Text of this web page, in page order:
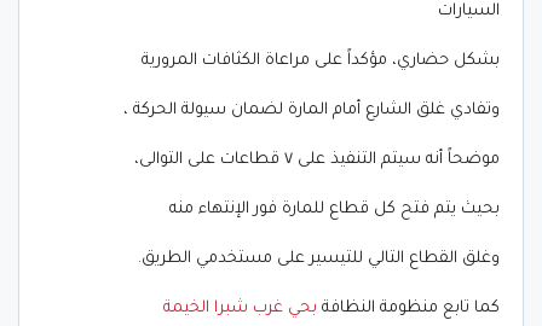
السيارات
بشكل حضاري، مؤكداً على مراعاة الكثافات المرورية
وتفادي غلق الشارع أمام المارة لضمان سيولة الحركة ،
موضحاً أنه سيتم التنفيذ على ٧ قطاعات على التوالى،
بحيث يتم فتح كل قطاع للمارة فور الإنتهاء منه
وغلق القطاع التالي للتيسير على مستخدمي الطريق.
كما تابع منظومة النظافة بحي غرب شبرا الخيمة